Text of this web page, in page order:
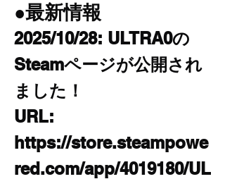
●最新情報
2025/10/28: ULTRA0の
Steamページが公開され
ました！
URL:
https://store.steampowe
red.com/app/4019180/UL